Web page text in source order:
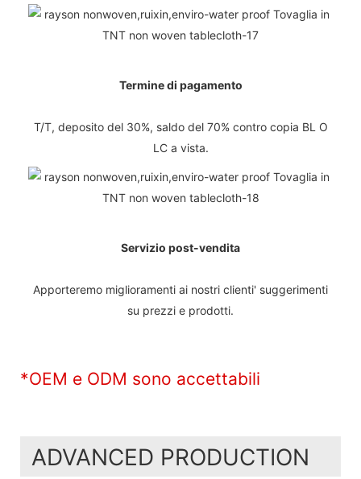
Termine di pagamento
T/T, deposito del 30%, saldo del 70% contro copia BL O
LC a vista.
Servizio post-vendita
Apporteremo miglioramenti ai nostri clienti' suggerimenti
su prezzi e prodotti.
*OEM e ODM sono accettabili
ADVANCED PRODUCTION